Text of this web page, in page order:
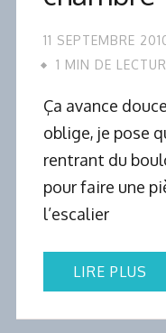
11 SEPTEMBRE
1 MIN DE
Ça avance
oblige, je pose
rentrant du
pour faire une
l’escalier
LIRE PLUS